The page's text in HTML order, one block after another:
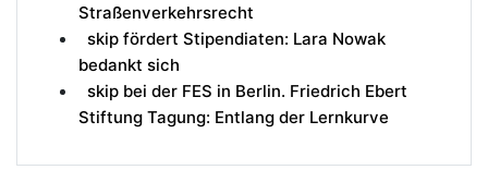
Straßenverkehrsrecht
skip fördert Stipendiaten: Lara Nowak
bedankt sich
skip bei der FES in Berlin. Friedrich Ebert
Stiftung Tagung: Entlang der Lernkurve